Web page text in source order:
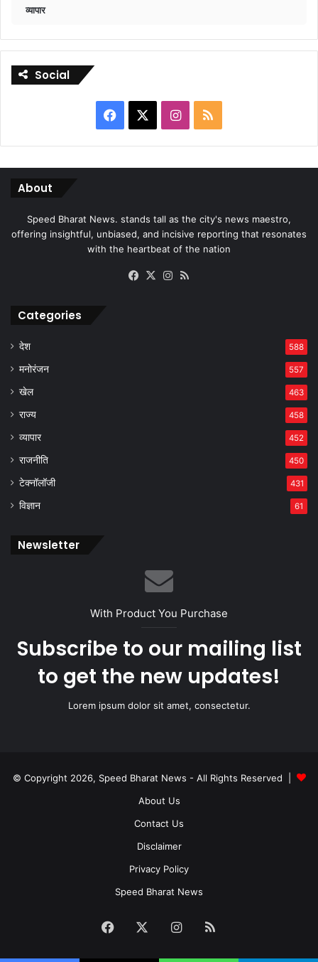
व्यापार
Social
Facebook Instagram
RSS
About
Speed Bharat News. stands tall as the city's news maestro,
offering insightful, unbiased, and incisive reporting that resonates
with the heartbeat of the nation
Facebook
X Instagram
Categories
देश 588
मनोरंजन 557
खेल 463
राज्य 458
व्यापार 452
राजनीति 450
टेक्नॉलॉजी 431
विज्ञान 61
Newsletter
With Product You Purchase
Subscribe to our mailing list
to get the new updates!
Lorem ipsum dolor sit amet, consectetur.
© Copyright 2026, Speed Bharat News - All Rights Reserved |
About Us
Contact Us
Disclaimer
Privacy Policy
Speed Bharat News
Facebook Instagram
RSS